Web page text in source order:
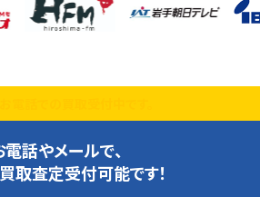
電話やメールで、
取査定受付可能です！